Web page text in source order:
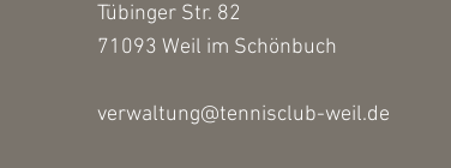
Tübinger Str. 82
71093 Weil im Schönbuch
verwaltung@tennisclub-weil.de